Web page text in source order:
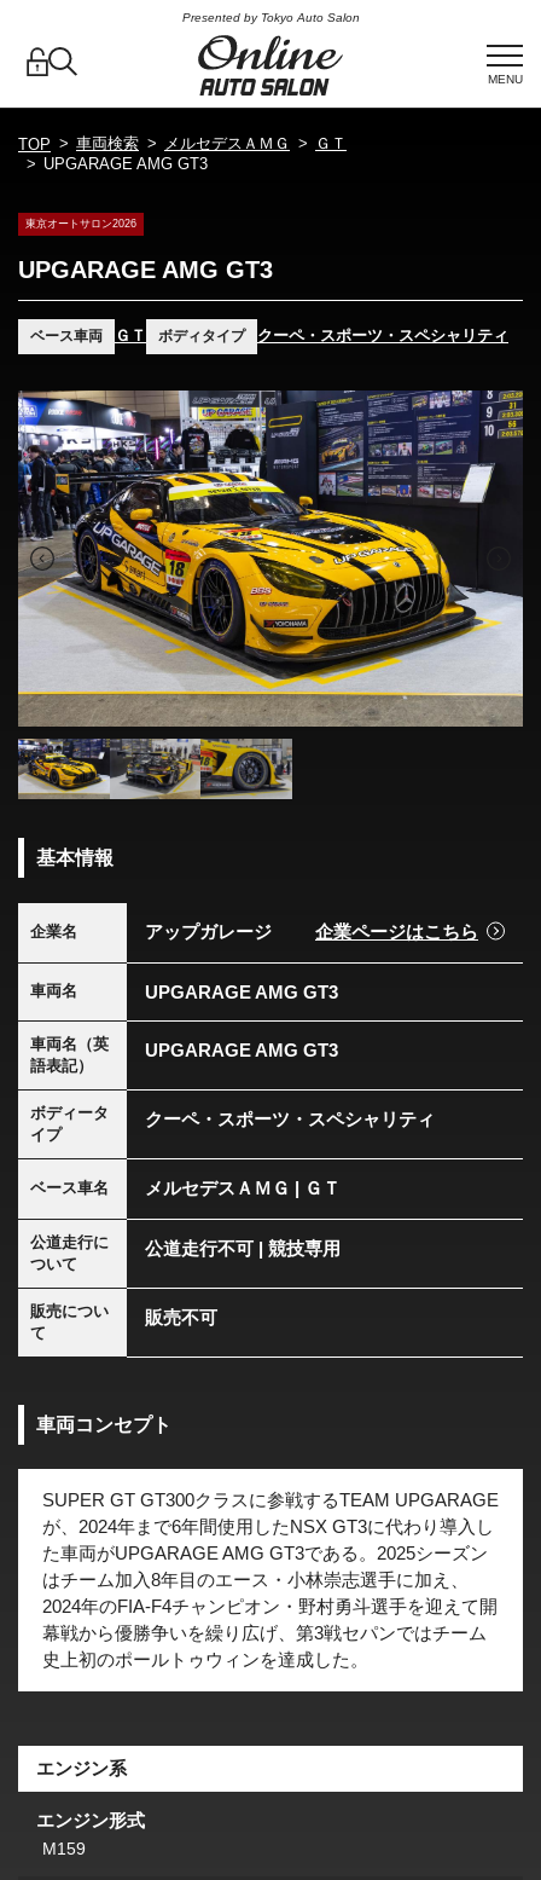
Presented by Tokyo Auto Salon
MENU
TOP 車両検索 メルセデスＡＭＧ
ＧＴ
UPGARAGE AMG GT3
東京オートサロン2026
UPGARAGE AMG GT3
ベース車両 ＧＴ ボディタイプ クーペ・スポーツ・スペシャリティ
基本情報
企業名 アップガレージ 企業ページはこちら
車両名 UPGARAGE AMG GT3
車両名（英
語表記）
UPGARAGE AMG GT3
ボディータ
イプ
クーペ・スポーツ・スペシャリティ
ベース車名 メルセデスＡＭＧ | ＧＴ
公道走行に
ついて
公道走行不可 | 競技専用
販売につい
て
販売不可
車両コンセプト
SUPER GT GT300クラスに参戦するTEAM UPGARAGE
が、2024年まで6年間使用したNSX GT3に代わり導入し
た車両がUPGARAGE AMG GT3である。2025シーズン
はチーム加入8年目のエース・小林崇志選手に加え、
2024年のFIA-F4チャンピオン・野村勇斗選手を迎えて開
幕戦から優勝争いを繰り広げ、第3戦セパンではチーム
史上初のポールトゥウィンを達成した。
エンジン系
エンジン形式
M159